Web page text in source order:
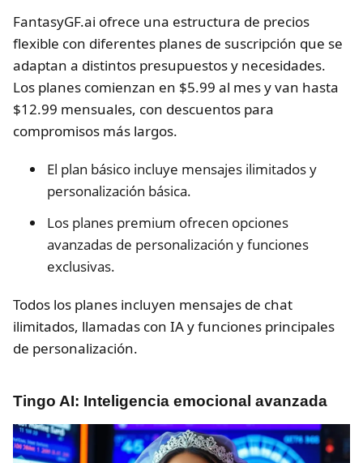
FantasyGF.ai ofrece una estructura de precios
flexible con diferentes planes de suscripción que se
adaptan a distintos presupuestos y necesidades.
Los planes comienzan en $5.99 al mes y van hasta
$12.99 mensuales, con descuentos para
compromisos más largos.
El plan básico incluye mensajes ilimitados y
personalización básica.
Los planes premium ofrecen opciones
avanzadas de personalización y funciones
exclusivas.
Todos los planes incluyen mensajes de chat
ilimitados, llamadas con IA y funciones principales
de personalización.
Tingo AI: Inteligencia emocional avanzada